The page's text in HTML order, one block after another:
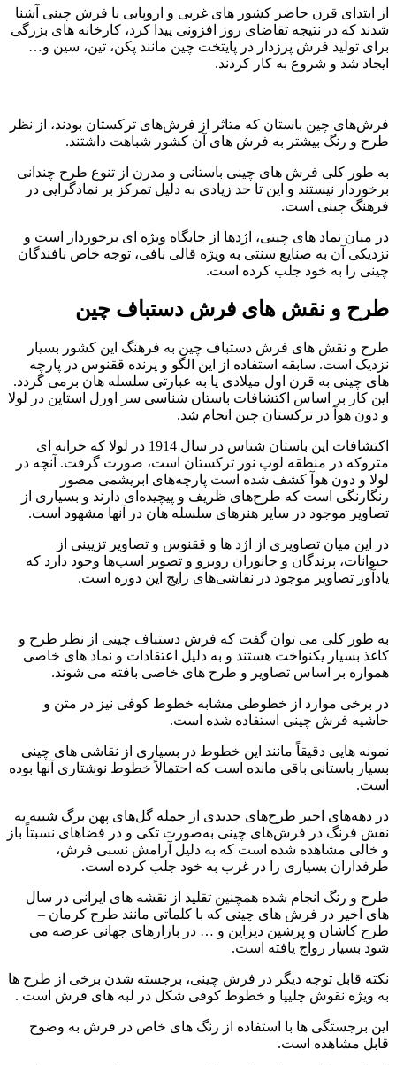
از ابتدای قرن حاضر کشور های غربی و اروپایی با فرش چینی آشنا
شدند که در نتیجه تقاضای روز افزونی پیدا کرد، کارخانه های بزرگی
برای تولید فرش پرزدار در پایتخت چین مانند پکن، تین، سین و…
ایجاد شد و شروع به کار کردند.
فرش‌های چین باستان که متاثر از فرش‌های ترکستان بودند، از نظر
طرح و رنگ بیشتر به فرش‌ های آن کشور شباهت داشتند.
به طور کلی فرش های چینی باستانی و مدرن از تنوع طرح چندانی
برخوردار نیستند و این تا حد زیادی به دلیل تمرکز بر نمادگرایی در
فرهنگ چینی است.
در میان نماد های چینی، اژدها از جایگاه ویژه ای برخوردار است و
نزدیکی آن به صنایع سنتی به ویژه قالی بافی، توجه خاص بافندگان
چینی را به خود جلب کرده است.
طرح و نقش های فرش دستباف چین
طرح و نقش های فرش دستباف چین به فرهنگ این کشور بسیار
نزدیک است. سابقه استفاده از این الگو و پرنده ققنوس در پارچه
های چینی به قرن اول میلادی یا به عبارتی سلسله هان برمی گردد.
این کار بر اساس اکتشافات باستان شناسی سر اورل استاین در لولا
و دون هوآ در ترکستان چین انجام شد.
اکتشافات این باستان شناس در سال 1914 در لولا که خرابه ای
متروکه در منطقه لوپ نور ترکستان است، صورت گرفت. آنچه در
لولا و دون هوآ کشف شده است پارچه‌های ابریشمی مصور
رنگارنگی است که طرح‌های ظریف و پیچیده‌ای دارند و بسیاری از
تصاویر موجود در سایر هنرهای سلسله هان در آنها مشهود است.
در این میان تصاویری از اژد ها و ققنوس و تصاویر تزیینی از
حیوانات، پرندگان و جانوران روبرو و تصویر اسب‌ها وجود دارد که
یادآور تصاویر موجود در نقاشی‌های رایج این دوره است.
به طور کلی می توان گفت که فرش دستباف چینی از نظر طرح و
کاغذ بسیار یکنواخت هستند و به دلیل اعتقادات و نماد های خاصی
همواره بر اساس تصاویر و طرح های خاصی بافته می شوند.
در برخی موارد از خطوطی مشابه خطوط کوفی نیز در متن و
حاشیه فرش چینی استفاده شده است.
نمونه هایی دقیقاً مانند این خطوط در بسیاری از نقاشی های چینی
بسیار باستانی باقی مانده است که احتمالاً خطوط نوشتاری آنها بوده
است.
در دهه‌های اخیر طرح‌های جدیدی از جمله گل‌های پهن برگ شبیه به
نقش فرنگ در فرش‌های چینی به‌صورت تکی و در فضاهای نسبتاً باز
و خالی مشاهده شده است که به دلیل آرامش نسبی فرش،
طرفداران بسیاری را در غرب به خود جلب کرده است.
طرح و رنگ انجام شده همچنین تقلید از نقشه های ایرانی در سال
های اخیر در فرش های چینی که با کلماتی مانند طرح کرمان –
طرح کاشان و پرشین دیزاین و … در بازارهای جهانی عرضه می
شود بسیار رواج یافته است.
نکته قابل توجه دیگر در فرش چینی، برجسته شدن برخی از طرح ها
به ویژه نقوش چلیپا و خطوط کوفی شکل در لبه های فرش است .
این برجستگی ها با استفاده از رنگ های خاص در فرش به وضوح
قابل مشاهده است.